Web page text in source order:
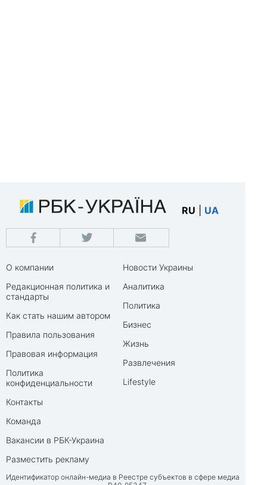
RU UA
О компании
Редакционная политика и
стандарты
Как стать нашим автором
Правила пользования
Правовая информация
Политика
конфиденциальности
Контакты
Команда
Вакансии в РБК-Украина
Разместить рекламу
Новости Украины
Аналитика
Политика
Бизнес
Жизнь
Развлечения
Lifestyle
Идентификатор онлайн-медиа в Реестре субъектов в сфере медиа